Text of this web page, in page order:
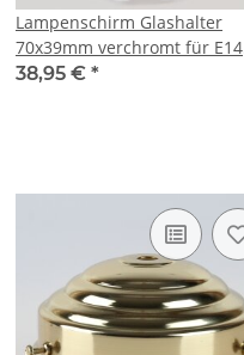
Lampenschirm Glashalter
70x39mm verchromt für E14
und E27 Fassung
38,95 € *